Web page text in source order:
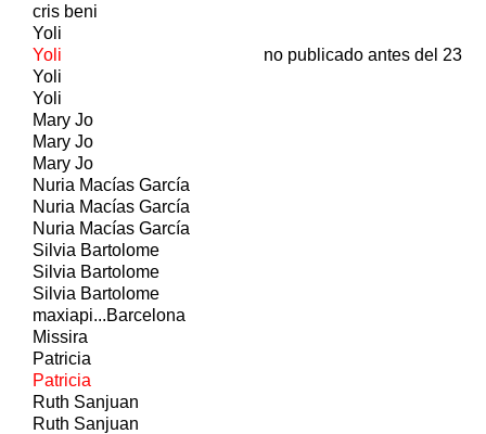
cris beni
Yoli
Yoli
no publicado antes del 23
Yoli
Yoli
Mary Jo
Mary Jo
Mary Jo
Nuria Macías García
Nuria Macías García
Nuria Macías García
Silvia Bartolome
Silvia Bartolome
Silvia Bartolome
maxiapi...Barcelona
Missira
Patricia
Patricia
Ruth Sanjuan
Ruth Sanjuan